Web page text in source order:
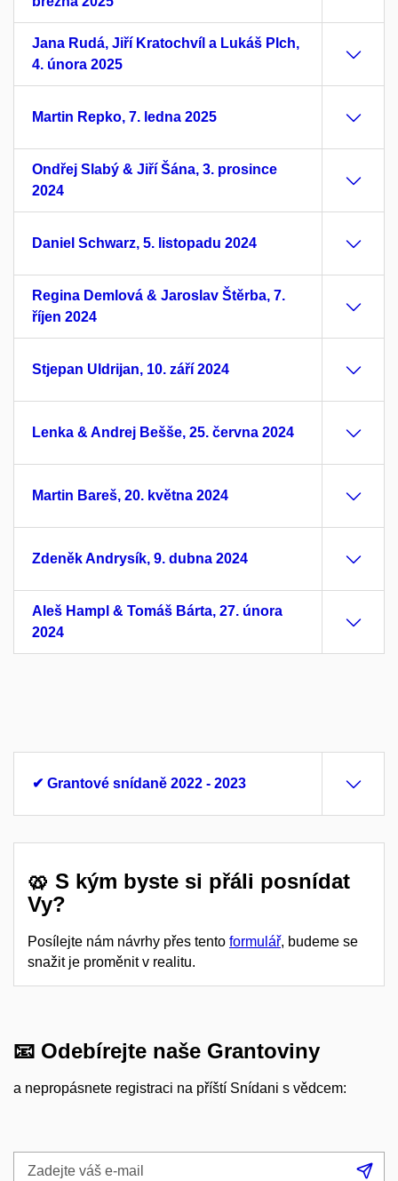
Jana Rudá, Jiří Kratochvíl a Lukáš Plch,
4. února 2025
Martin Repko, 7. ledna 2025
Ondřej Slabý & Jiří Šána, 3. prosince
2024
Daniel Schwarz, 5. listopadu 2024
Regina Demlová & Jaroslav Štěrba, 7.
říjen 2024
Stjepan Uldrijan, 10. září 2024
Lenka & Andrej Bešše, 25. června 2024
Martin Bareš, 20. května 2024
Zdeněk Andrysík, 9. dubna 2024
Aleš Hampl & Tomáš Bárta, 27. února
2024
✔ Grantové snídaně 2022 - 2023
🥨 S kým byste si přáli posnídat
Vy?
Posílejte nám návrhy přes tento formulář, budeme se
snažit je proměnit v realitu.
📧 Odebírejte naše Grantoviny
a nepropásnete registraci na příští Snídani s vědcem: